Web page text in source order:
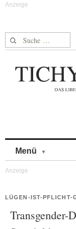
Suche nach:
Menü
LÜGEN-IST-PFLICHT-
Transgender-